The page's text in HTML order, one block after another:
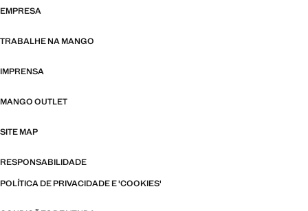
EMPRESA
TRABALHE NA MANGO
IMPRENSA
MANGO OUTLET
SITE MAP
RESPONSABILIDADE
POLÍTICA DE PRIVACIDADE E 'COOKIES'